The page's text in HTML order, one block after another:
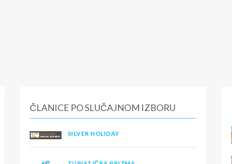
ČLANICE PO SLUČAJNOM IZBORU
SILVER HOLIDAY